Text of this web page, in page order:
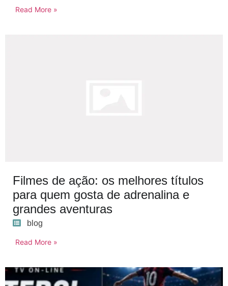
Read More »
Filmes de ação: os melhores títulos
para quem gosta de adrenalina e
grandes aventuras
blog
Read More »